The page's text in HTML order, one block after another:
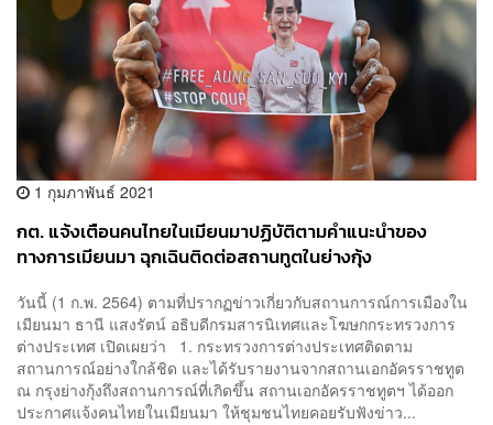
1 กุมภาพันธ์ 2021
กต. แจ้งเตือนคนไทยในเมียนมาปฏิบัติตามคำแนะนำของ
ทางการเมียนมา ฉุกเฉินติดต่อสถานทูตในย่างกุ้ง
วันนี้ (1 ก.พ. 2564) ตามที่ปรากฏข่าวเกี่ยวกับสถานการณ์การเมืองใน
เมียนมา ธานี แสงรัตน์ อธิบดีกรมสารนิเทศและโฆษกกระทรวงการ
ต่างประเทศ เปิดเผยว่า 1. กระทรวงการต่างประเทศติดตาม
สถานการณ์อย่างใกล้ชิด และได้รับรายงานจากสถานเอกอัครราชทูต
ณ กรุงย่างกุ้งถึงสถานการณ์ที่เกิดขึ้น สถานเอกอัครราชทูตฯ ได้ออก
ประกาศแจ้งคนไทยในเมียนมา ให้ชุมชนไทยคอยรับฟังข่าว...